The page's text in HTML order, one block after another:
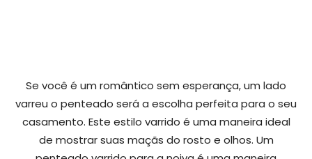
Se você é um romântico sem esperança, um lado
varreu o penteado será a escolha perfeita para o seu
casamento. Este estilo varrido é uma maneira ideal
de mostrar suas maçãs do rosto e olhos. Um